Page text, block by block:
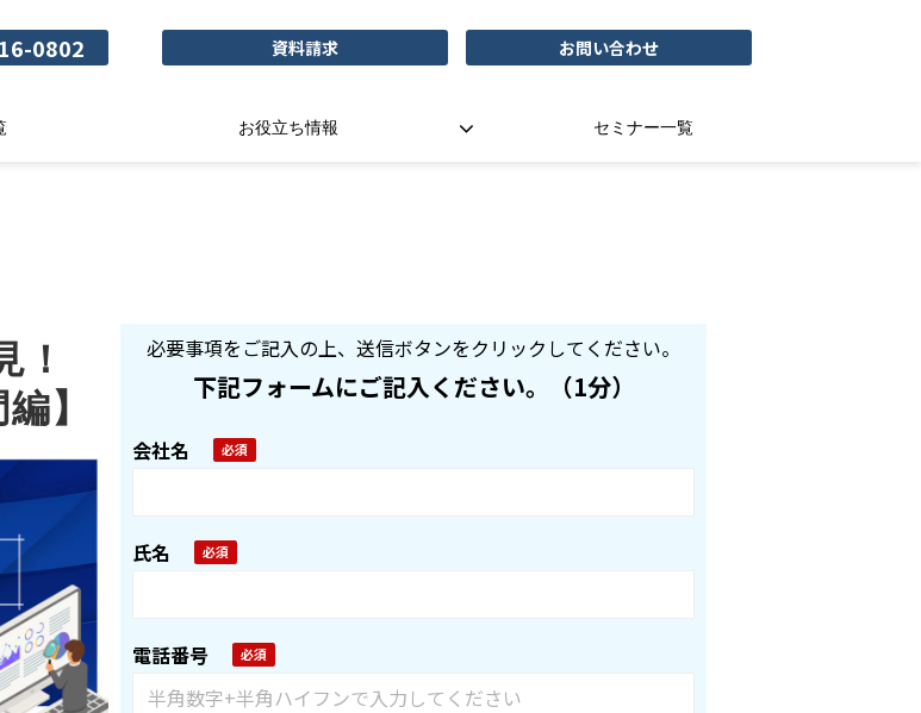
0802 資料請求 お問い合わせ
お役立ち情報 セミナー一覧
！
】
必要事項をご記入の上、送信ボタンをクリックしてください。
下記フォームにご記入ください。（1分）
会社名
氏名
電話番号